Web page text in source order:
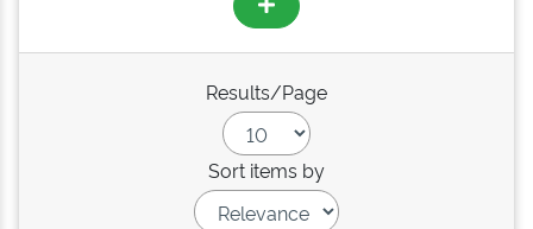
Results/Page
Sort items by